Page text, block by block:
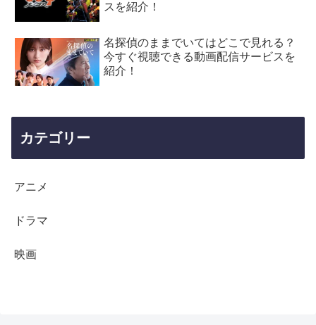
スを紹介！
名探偵のままでいてはどこで見れる？
今すぐ視聴できる動画配信サービスを
紹介！
カテゴリー
アニメ
ドラマ
映画